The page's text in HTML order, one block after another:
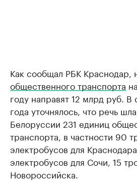
Как сообщал РБК Краснодар,
общественного транспорта
году направят 12 млрд руб.
года уточнялось, что речь
Белоруссии 231 единиц
транспорта, в частности 90
электробусов для
электробусов для Сочи, 15
Новороссийска.